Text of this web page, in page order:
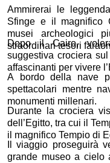
Ammirerai le
Sfinge e il magnifico
musei archeologici
straordinari tesori
Dopo il Cairo,
suggestiva crociera
affascinanti per vivere
A bordo della nave
spettacolari mentre
monumenti millenari.
Durante la crociera
dell’Egitto, tra cui il
il magnifico Tempio di
Il viaggio proseguirà
grande museo a cielo